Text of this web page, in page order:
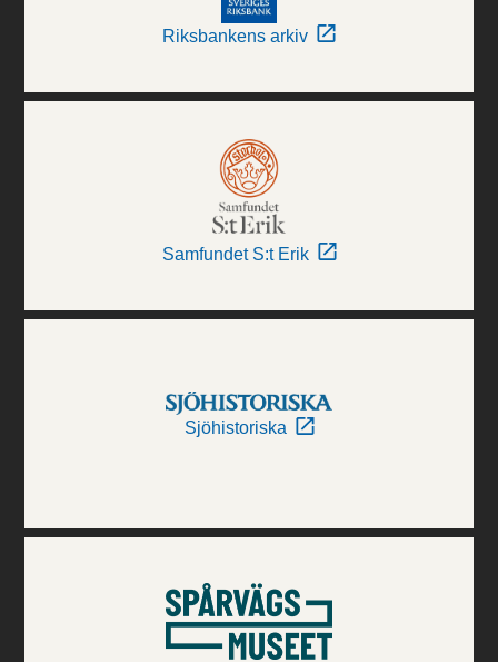
Riksbankens arkiv
Samfundet S:t Erik
Sjöhistoriska